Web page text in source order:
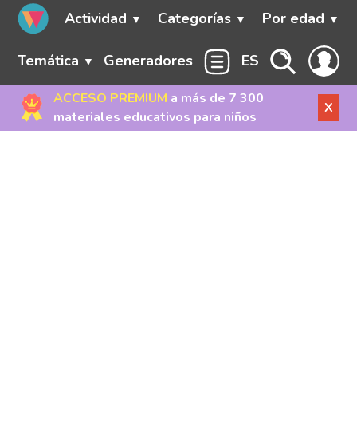
Actividad Categorías Por edad
Temática Generadores ES
ACCESO PREMIUM a más de 7 300
materiales educativos para niños
X